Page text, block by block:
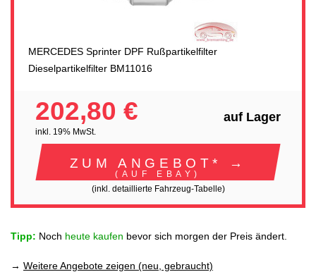
MERCEDES Sprinter DPF Rußpartikelfilter
Dieselpartikelfilter BM11016
202,80 €
inkl. 19% MwSt.
auf Lager
ZUM ANGEBOT* →
(AUF EBAY)
(inkl. detaillierte Fahrzeug-Tabelle)
Tipp: Noch heute kaufen bevor sich morgen der Preis ändert.
→ Weitere Angebote zeigen (neu, gebraucht)